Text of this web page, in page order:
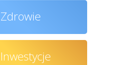
Zdrowie
Inwestycje